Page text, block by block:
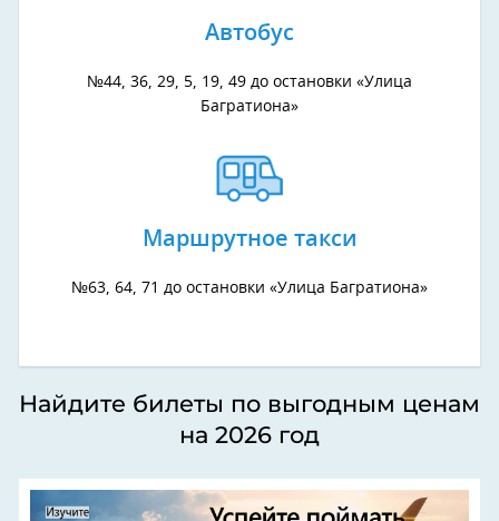
Автобус
№44, 36, 29, 5, 19, 49 до остановки «Улица
Багратиона»
Маршрутное такси
№63, 64, 71 до остановки «Улица Багратиона»
Найдите билеты по выгодным ценам
на 2026 год